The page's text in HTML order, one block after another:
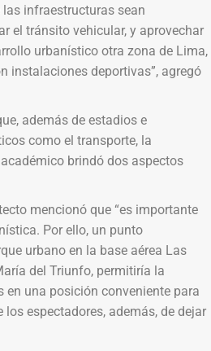
infraestructuras sean
el tránsito vehicular, y aprovechar
urbanístico otra zona de Lima,
instalaciones deportivas”, agregó
además de estadios e
como el transporte, la
brindó dos aspectos
mencionó que “es importante
Por ello, un punto
urbano en la base aérea Las
del Triunfo, permitiría la
una posición conveniente para
espectadores, además, de dejar